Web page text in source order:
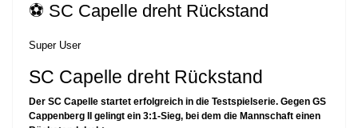
⚽️ SC Capelle dreht Rückstand
Super User
SC Capelle dreht Rückstand
Der SC Capelle startet erfolgreich in die Testspielserie. Gegen GS
Cappenberg II gelingt ein 3:1-Sieg, bei dem die Mannschaft einen